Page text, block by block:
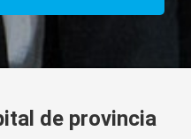
de provincia